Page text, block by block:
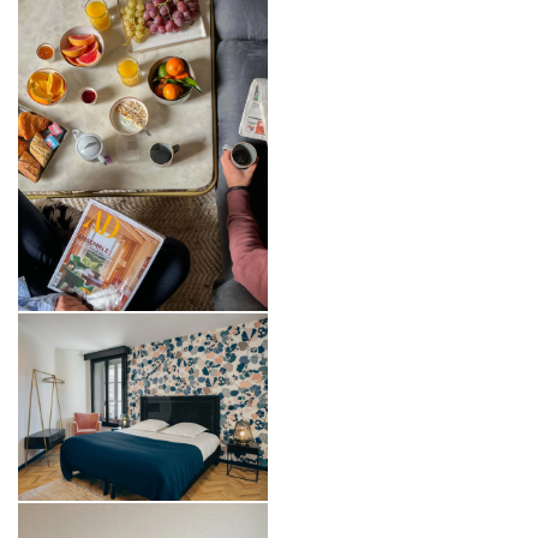
Casa
Appartamenti
Camere
Services
Offerte
Impegni di RSI
Cognome*:
Nome*:
Telefono* :
Data di arrivo :
Data di partenza :